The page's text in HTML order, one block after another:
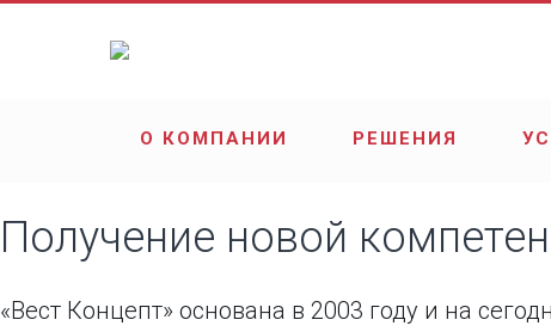
О КОМПАНИИ РЕШЕНИЯ
Получение новой
«Вест Концепт» основана в 2003 году и на